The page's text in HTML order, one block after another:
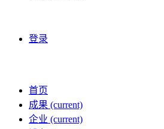
登录
首页
成果 (current)
企业 (current)